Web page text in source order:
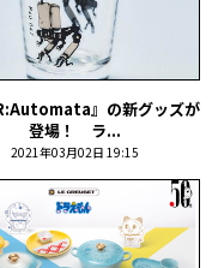
』の新グッズが
登場！ ラ...
2021年03月02日 19:15